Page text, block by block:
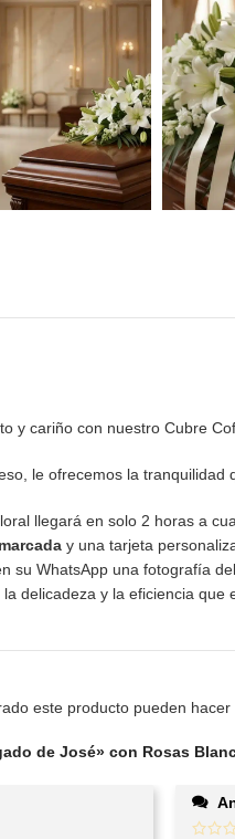
y cariño con nuestro Cubre
le ofrecemos la
llegará en solo 2 horas a
y una tarjeta
su WhatsApp una fotografía
delicadeza y la eficiencia
de José» con Rosas
este producto pueden hacer